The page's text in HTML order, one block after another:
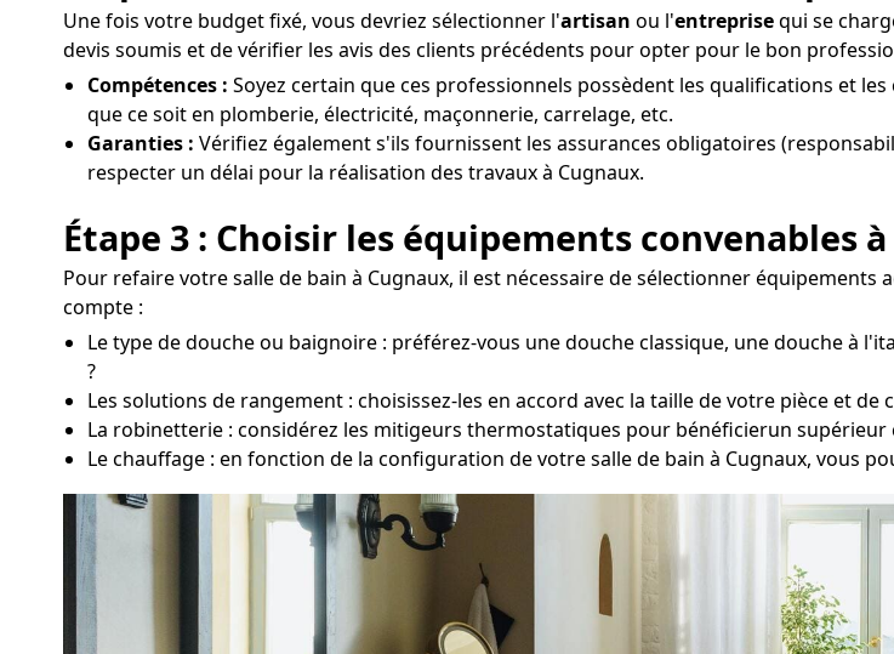
Une fois votre budget fixé, vous devriez sélectionner l'artisan ou l'entreprisequi se
devis soumis et de vérifier les avis des clients précédents pour opter pour le bon
Compétences : Soyez certain que ces professionnels possèdent les qualifications et
que ce soit en plomberie, électricité, maçonnerie, carrelage, etc.
Garanties : Vérifiez également s'ils fournissent les assurances obligatoires
respecter un délai pour la réalisation des travaux à Cugnaux.
Étape 3 : Choisir les équipements convenables
Pour refaire votre salle de bain à Cugnaux, il est nécessaire de sélectionner équipements
compte :
Le type de douche ou baignoire : préférez-vous une douche classique, une douche à
?
Les solutions de rangement : choisissez-les en accord avec la taille de votre pièce et
La robinetterie : considérez les mitigeurs thermostatiques pour bénéficierun
Le chauffage : en fonction de la configuration de votre salle de bain à Cugnaux, vous